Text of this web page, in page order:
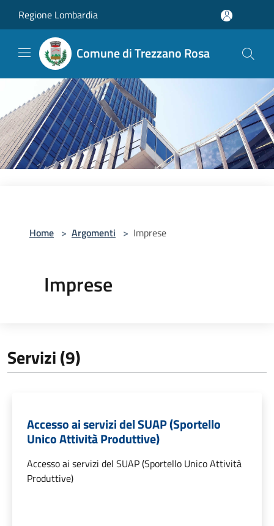
Regione Lombardia
Comune di Trezzano Rosa
Home > Argomenti > Imprese
Imprese
Servizi (9)
Accesso ai servizi del SUAP (Sportello
Unico Attività Produttive)
Accesso ai servizi del SUAP (Sportello Unico Attività
Produttive)